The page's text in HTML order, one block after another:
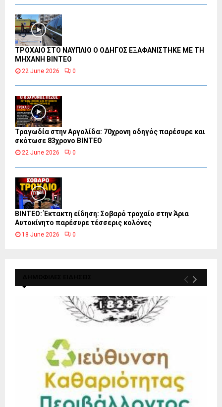
ΤΡΟΧΑΙΟ ΣΤΟ ΝΑΥΠΛΙΟ Ο ΟΔΗΓΟΣ ΕΞΑΦΑΝΙΣΤΗΚΕ ΜΕ ΤΗ
ΜΗΧΑΝΗ ΒΙΝΤΕΟ
22 June 2026 0
Τραγωδία στην Αργολίδα: 70χρονη οδηγός παρέσυρε και
σκότωσε 83χρονο ΒΙΝΤΕΟ
22 June 2026 0
ΒΙΝΤΕΟ: Έκτακτη είδηση: Σοβαρό τροχαίο στην Άρια
Αυτοκίνητο παρέσυρε τέσσερις κολόνες
18 June 2026 0